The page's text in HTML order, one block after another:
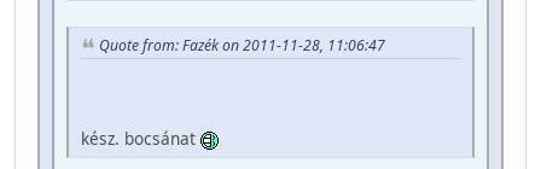
Quote from: Fazék on 2011-11-28, 11:06:47
kész. bocsánat